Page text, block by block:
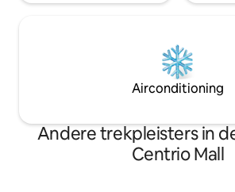
Airconditioning
Andere trekpleisters in
Centrio Mall